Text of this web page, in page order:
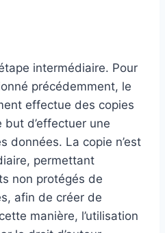
intermédiaire. Pour
précédemment, le
effectue des copies
but d’effectuer une
données. La copie n’est
permettant
non protégés de
afin de créer de
manière, l’utilisation